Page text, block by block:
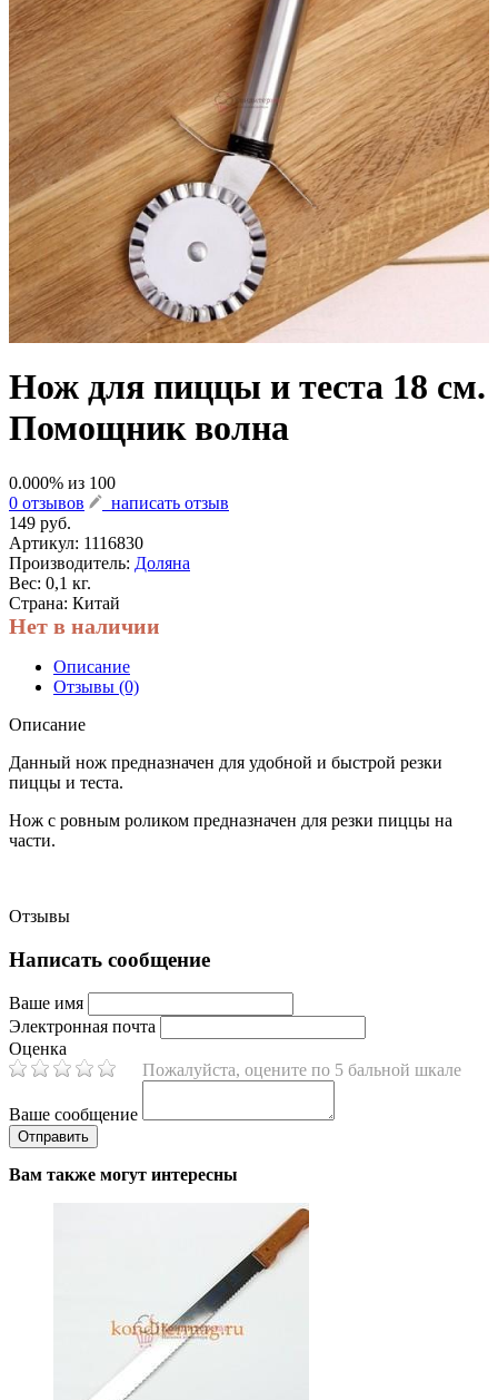
Нож для пиццы и теста 18 см.
Помощник волна
0.000% из 100
0 отзывов
написать отзыв
149 руб.
Артикул: 1116830
Производитель: Доляна
Вес: 0,1 кг.
Страна: Китай
Нет в наличии
Описание
Отзывы (0)
Описание
Данный нож предназначен для удобной и быстрой резки
пиццы и теста.
Нож с ровным роликом предназначен для резки пиццы на
части.
Отзывы
Написать сообщение
Ваше имя
Электронная почта
Оценка
Пожалуйста, оцените по 5 бальной шкале
Ваше сообщение
Вам также могут интересны